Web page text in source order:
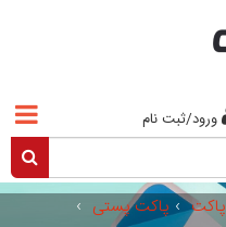
ورود/ثبت نام
پاکت › پاکت پستی ›